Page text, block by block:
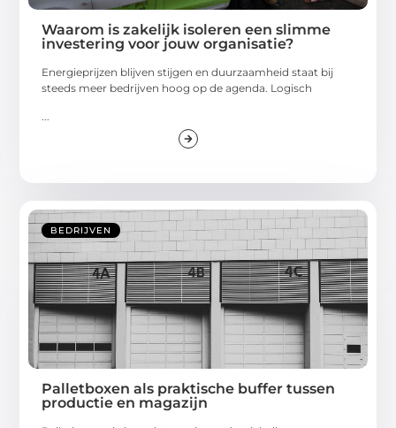
Waarom is zakelijk isoleren een slimme
investering voor jouw organisatie?
Energieprijzen blijven stijgen en duurzaamheid staat bij
steeds meer bedrijven hoog op de agenda. Logisch
...
BEDRIJVEN
Palletboxen als praktische buffer tussen
productie en magazijn